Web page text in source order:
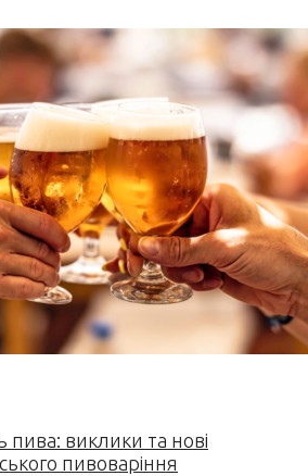
виклики та нові
пивоваріння